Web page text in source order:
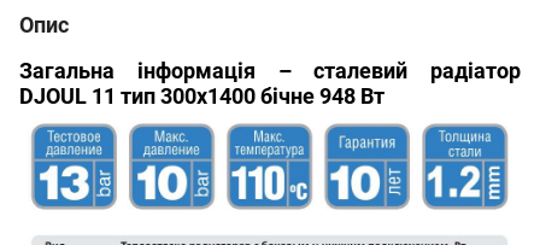
Опис
Загальна інформація – сталевий радіатор
DJOUL 11 тип 300х1400 бічне 948 Вт